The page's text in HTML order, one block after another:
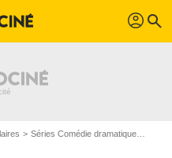
profil search
Séries Comédie dramatique